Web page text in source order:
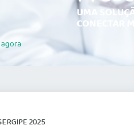
agora
UMA
CONECTAR
2025